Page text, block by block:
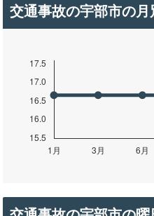
交通事故の宇部市の月